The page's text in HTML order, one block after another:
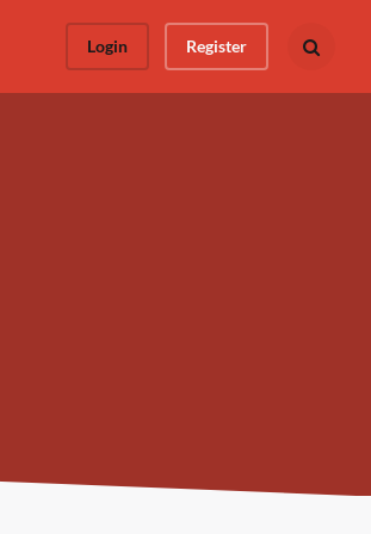
Login Register Busca